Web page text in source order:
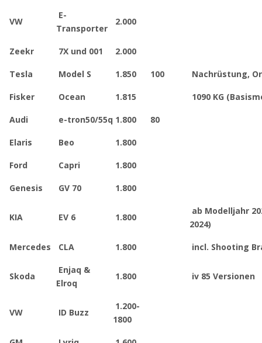
VW
E-
Transporter
2.000
Zeekr 7X und 001 2.000
Tesla Model S 1.850 100 Nachrüstung,
Fisker Ocean 1.815 1090 KG
Audi e-tron50/55q 1.800 80
Elaris Beo 1.800
Ford Capri 1.800
Genesis GV 70 1.800
KIA EV 6 1.800
ab Modelljahr
2024)
Mercedes CLA 1.800 incl. Shooting
Skoda
Enjaq &
Elroq
1.800 iv 85 Versionen
VW ID Buzz
1.200-
1800